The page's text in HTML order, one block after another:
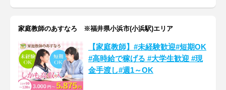
家庭教師のあすなろ ※福井県小浜市(小浜駅)エリア
【家庭教師】#未経験歓迎#短期OK
#高時給で稼げる #大学生歓迎 #現
金手渡し#週1～OK